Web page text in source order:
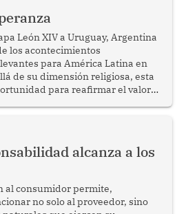
León XIV a Uruguay, Argentina
los acontecimientos
para América Latina en
de su dimensión religiosa, esta
para reafirmar el valor
de desarrollo, cohesión
alcanza a los
al consumidor permite,
no solo al proveedor, sino